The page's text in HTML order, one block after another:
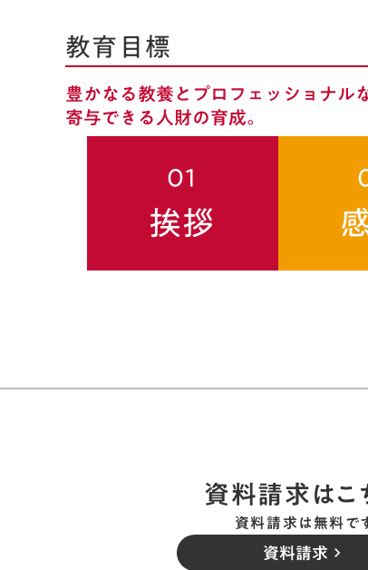
教育目標
豊かなる教養とプロフェッショナ
寄与できる人財の育成。
01
挨拶
資料請求はこ
資料請求は無料で
資料請求 keyboard_arrow_right